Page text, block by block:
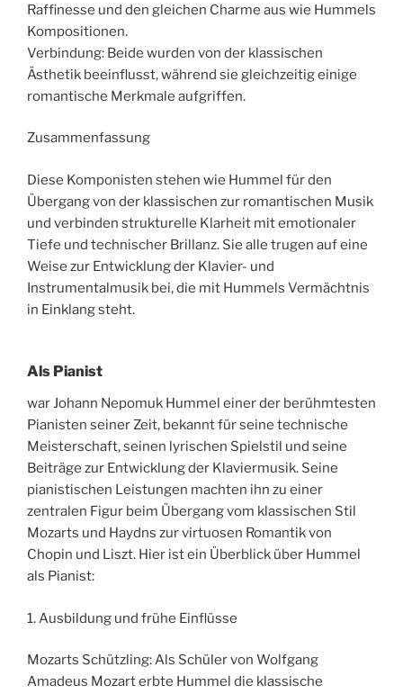
Raffinesse und den gleichen Charme aus wie Hummels
Kompositionen.
Verbindung: Beide wurden von der klassischen
Ästhetik beeinflusst, während sie gleichzeitig einige
romantische Merkmale aufgriffen.
Zusammenfassung
Diese Komponisten stehen wie Hummel für den
Übergang von der klassischen zur romantischen Musik
und verbinden strukturelle Klarheit mit emotionaler
Tiefe und technischer Brillanz. Sie alle trugen auf eine
Weise zur Entwicklung der Klavier- und
Instrumentalmusik bei, die mit Hummels Vermächtnis
in Einklang steht.
Als Pianist
war Johann Nepomuk Hummel einer der berühmtesten
Pianisten seiner Zeit, bekannt für seine technische
Meisterschaft, seinen lyrischen Spielstil und seine
Beiträge zur Entwicklung der Klaviermusik. Seine
pianistischen Leistungen machten ihn zu einer
zentralen Figur beim Übergang vom klassischen Stil
Mozarts und Haydns zur virtuosen Romantik von
Chopin und Liszt. Hier ist ein Überblick über Hummel
als Pianist:
1. Ausbildung und frühe Einflüsse
Mozarts Schützling: Als Schüler von Wolfgang
Amadeus Mozart erbte Hummel die klassische